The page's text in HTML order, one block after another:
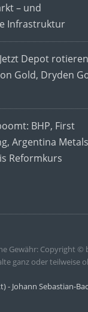
– und
Infrastruktur
Depot rotieren
Gold, Dryden
BHP, First
Argentina Metals
Reformkurs
Gewähr: Copyright ©
ganz oder teilweise
Johann Sebastian-